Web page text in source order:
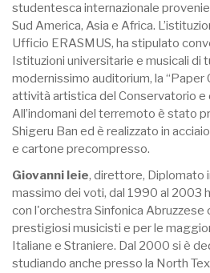
studentesca internazionale
Sud America, Asia e Africa.
Ufficio ERASMUS, ha stipulato
Istituzioni universitarie e musicali di
modernissimo auditorium, la “Paper
attività artistica del Conservatorio e
All’indomani del terremoto è stato
Shigeru Ban ed è realizzato in
e cartone precompresso.
Giovanni Ieie, direttore, Diplomato
massimo dei voti, dal 1990 al 2003
con l'orchestra Sinfonica Abruzzese
prestigiosi musicisti e per le
Italiane e Straniere. Dal 2000 si è
studiando anche presso la North